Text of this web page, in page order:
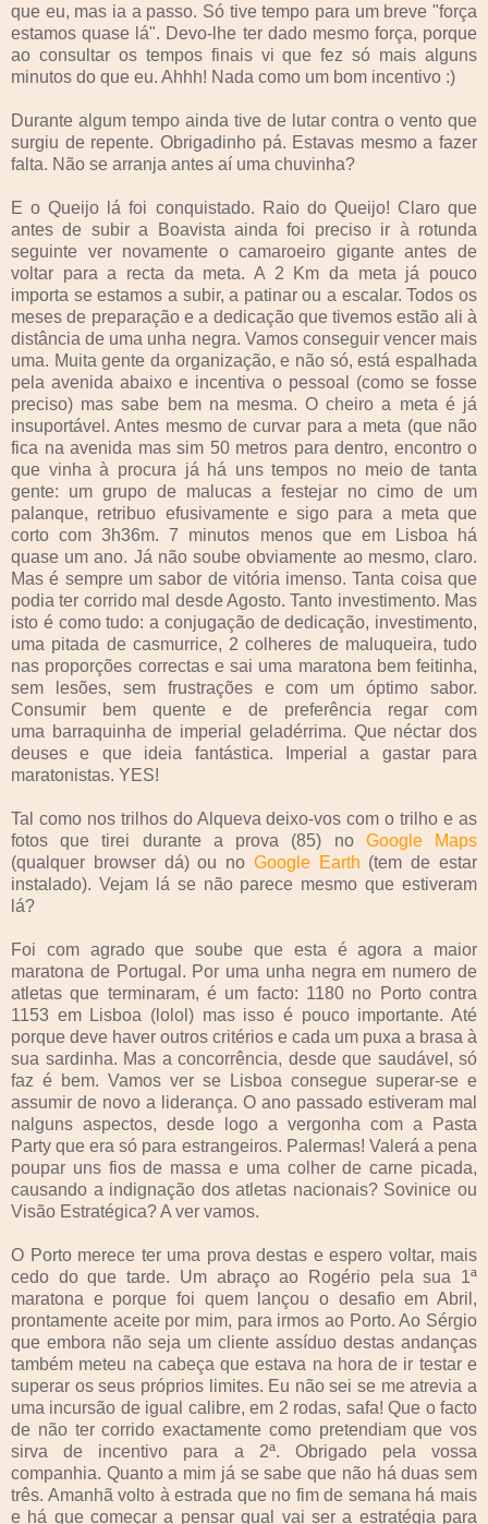
que eu, mas ia a passo. Só tive tempo para um breve "força
estamos quase lá". Devo-lhe ter dado mesmo força, porque
ao consultar os tempos finais vi que fez só mais alguns
minutos do que eu. Ahhh! Nada como um bom incentivo :)
Durante algum tempo ainda tive de lutar contra o vento que
surgiu de repente. Obrigadinho pá. Estavas mesmo a fazer
falta. Não se arranja antes aí uma chuvinha?
E o Queijo lá foi conquistado. Raio do Queijo! Claro que
antes de subir a Boavista ainda foi preciso ir à rotunda
seguinte ver novamente o camaroeiro gigante antes de
voltar para a recta da meta. A 2 Km da meta já pouco
importa se estamos a subir, a patinar ou a escalar. Todos os
meses de preparação e a dedicação que tivemos estão ali à
distância de uma unha negra. Vamos conseguir vencer mais
uma. Muita gente da organização, e não só, está espalhada
pela avenida abaixo e incentiva o pessoal (como se fosse
preciso) mas sabe bem na mesma. O cheiro a meta é já
insuportável. Antes mesmo de curvar para a meta (que não
fica na avenida mas sim 50 metros para dentro, encontro o
que vinha à procura já há uns tempos no meio de tanta
gente: um grupo de malucas a festejar no cimo de um
palanque, retribuo efusivamente e sigo para a meta que
corto com 3h36m. 7 minutos menos que em Lisboa há
quase um ano. Já não soube obviamente ao mesmo, claro.
Mas é sempre um sabor de vitória imenso. Tanta coisa que
podia ter corrido mal desde Agosto. Tanto investimento. Mas
isto é como tudo: a conjugação de dedicação, investimento,
uma pitada de casmurrice, 2 colheres de maluqueira, tudo
nas proporções correctas e sai uma maratona bem feitinha,
sem lesões, sem frustrações e com um óptimo sabor.
Consumir bem quente e de preferência regar com
uma barraquinha de imperial geladérrima. Que néctar dos
deuses e que ideia fantástica. Imperial a gastar para
maratonistas. YES!
Tal como nos trilhos do Alqueva deixo-vos com o trilho e as
fotos que tirei durante a prova (85) no Google Maps
(qualquer browser dá) ou no Google Earth (tem de estar
instalado). Vejam lá se não parece mesmo que estiveram
lá?
Foi com agrado que soube que esta é agora a maior
maratona de Portugal. Por uma unha negra em numero de
atletas que terminaram, é um facto: 1180 no Porto contra
1153 em Lisboa (lolol) mas isso é pouco importante. Até
porque deve haver outros critérios e cada um puxa a brasa à
sua sardinha. Mas a concorrência, desde que saudável, só
faz é bem. Vamos ver se Lisboa consegue superar-se e
assumir de novo a liderança. O ano passado estiveram mal
nalguns aspectos, desde logo a vergonha com a Pasta
Party que era só para estrangeiros. Palermas! Valerá a pena
poupar uns fios de massa e uma colher de carne picada,
causando a indignação dos atletas nacionais? Sovinice ou
Visão Estratégica? A ver vamos.
O Porto merece ter uma prova destas e espero voltar, mais
cedo do que tarde. Um abraço ao Rogério pela sua 1ª
maratona e porque foi quem lançou o desafio em Abril,
prontamente aceite por mim, para irmos ao Porto. Ao Sérgio
que embora não seja um cliente assíduo destas andanças
também meteu na cabeça que estava na hora de ir testar e
superar os seus próprios limites. Eu não sei se me atrevia a
uma incursão de igual calibre, em 2 rodas, safa! Que o facto
de não ter corrido exactamente como pretendiam que vos
sirva de incentivo para a 2ª. Obrigado pela vossa
companhia. Quanto a mim já se sabe que não há duas sem
três. Amanhã volto à estrada que no fim de semana há mais
e há que começar a pensar qual vai ser a estratégia para